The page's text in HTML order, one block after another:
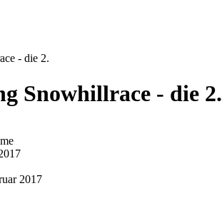
- die 2.
Snowhillrace - die 2.
2017